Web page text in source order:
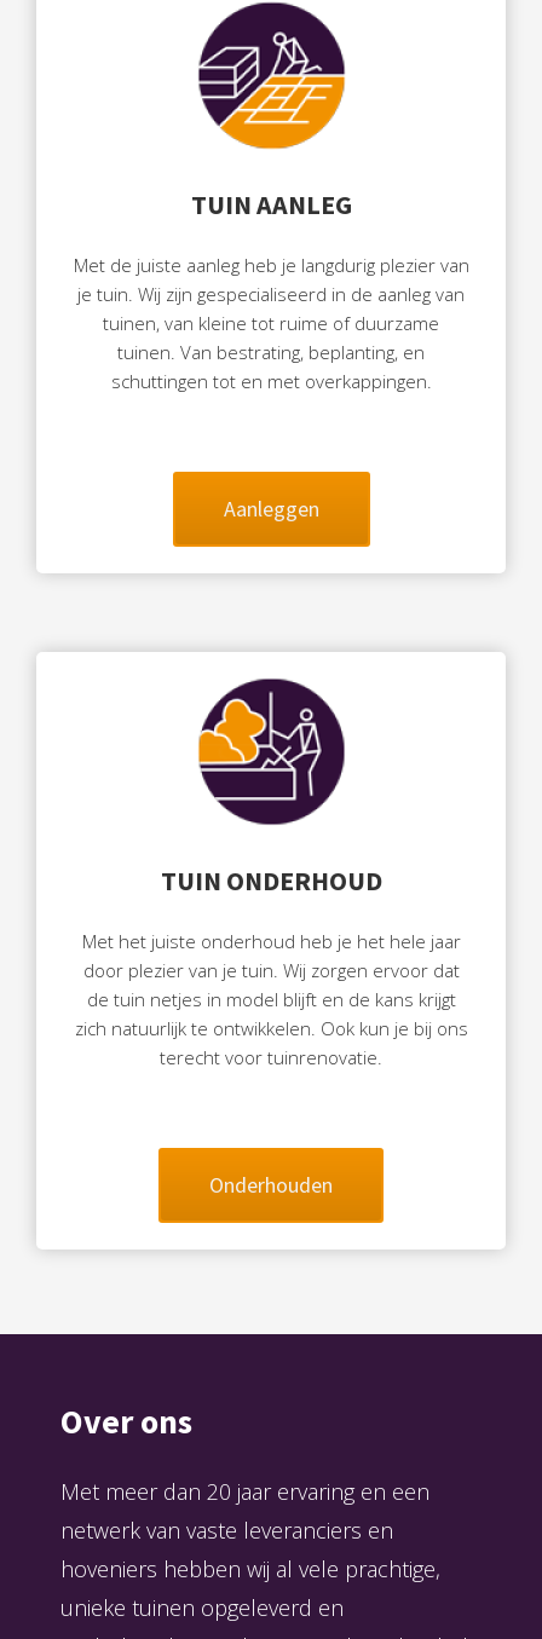
TUIN AANLEG
Met de juiste aanleg heb je langdurig plezier van
je tuin. Wij zijn gespecialiseerd in de aanleg van
tuinen, van kleine tot ruime of duurzame
tuinen. Van bestrating, beplanting, en
schuttingen tot en met overkappingen.
Aanleggen
TUIN ONDERHOUD
Met het juiste onderhoud heb je het hele jaar
door plezier van je tuin. Wij zorgen ervoor dat
de tuin netjes in model blijft en de kans krijgt
zich natuurlijk te ontwikkelen. Ook kun je bij ons
terecht voor tuinrenovatie.
Onderhouden
Over ons
Met meer dan 20 jaar ervaring en een
netwerk van vaste leveranciers en
hoveniers hebben wij al vele prachtige,
unieke tuinen opgeleverd en